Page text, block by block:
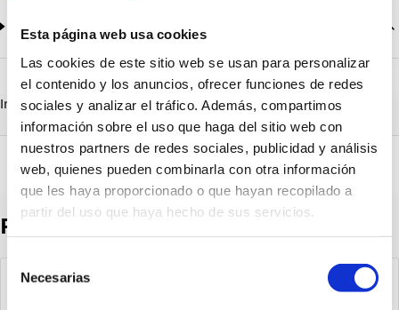
Esta página web usa cookies
Las cookies de este sitio web se usan para personalizar
el contenido y los anuncios, ofrecer funciones de redes
sociales y analizar el tráfico. Además, compartimos
información sobre el uso que haga del sitio web con
nuestros partners de redes sociales, publicidad y análisis
web, quienes pueden combinarla con otra información
que les haya proporcionado o que hayan recopilado a
partir del uso que haya hecho de sus servicios.
Necesarias
Documentación
CatalogoGeneral-EN.pdf
Descargar
Serie_1303-1308.pdf
Descargar
Información destacada Detalles técnicosVista 3D
Productos destacados